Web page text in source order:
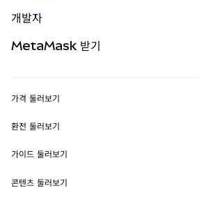
무기한 선물
실물자산
개발자
MetaMask Connect
Snaps
웹3 서비스
MetaMask 받기
보안
고객 지원
가격 둘러보기
이더리움 가격
솔라나 가격
환전 둘러보기
ETH를 USD로 환전
USDT를 INR로 환전
가이드 둘러보기
ETH 매수
콘텐츠 둘러보기